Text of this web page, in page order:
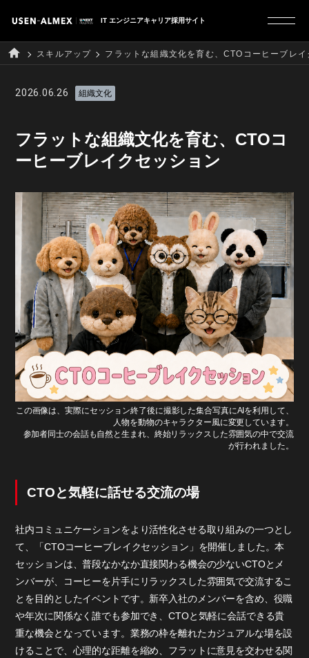
IT エンジニアキャリア採用サイト
R&D本部について
社員インタビュー
プロジェクトストーリー
スキルアップ
採用サイト
求人情報
スキルアップ フラットな組織文化を育む、CTOコーヒーブレ
2026.06.26 組織文化
フラットな組織文化を育む、CTOコ
ーヒーブレイクセッション
この画像は、実際にセッション終了後に撮影した集合写真にAIを利用して、
人物を動物のキャラクター風に変更しています。
参加者同士の会話も自然と生まれ、終始リラックスした雰囲気の中で交流
が行われました。
CTOと気軽に話せる交流の場
社内コミュニケーションをより活性化させる取り組みの一つとし
て、「CTOコーヒーブレイクセッション」を開催しました。本
セッションは、普段なかなか直接関わる機会の少ないCTOとメ
ンバーが、コーヒーを片手にリラックスした雰囲気で交流するこ
とを目的としたイベントです。新卒入社のメンバーを含め、役職
や年次に関係なく誰でも参加でき、CTOと気軽に会話できる貴
重な機会となっています。業務の枠を離れたカジュアルな場を設
けることで、心理的な距離を縮め、フラットに意見を交わせる関